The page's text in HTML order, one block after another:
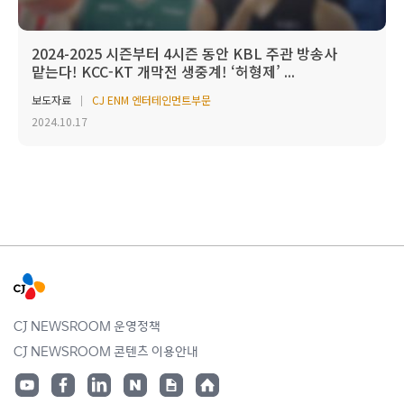
2024-2025 시즌부터 4시즌 동안 KBL 주관 방송사
맡는다! KCC-KT 개막전 생중계! ‘허형제’ ...
보도자료
CJ ENM 엔터테인먼트부문
2024.10.17
CJ NEWSROOM 운영정책
CJ NEWSROOM 콘텐츠 이용안내